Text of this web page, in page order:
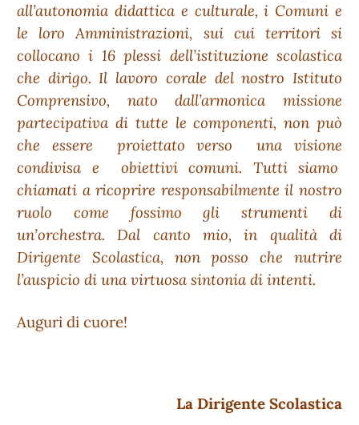
all’autonomia didattica e culturale, i Comuni e
le loro Amministrazioni, sui cui territori si
collocano i 16 plessi dell’istituzione scolastica
che dirigo. Il lavoro corale del nostro Istituto
Comprensivo, nato dall’armonica missione
partecipativa di tutte le componenti, non può
che essere proiettato verso una visione
condivisa e obiettivi comuni. Tutti siamo
chiamati a ricoprire responsabilmente il nostro
ruolo come fossimo gli strumenti di
un’orchestra. Dal canto mio, in qualità di
Dirigente Scolastica, non posso che nutrire
l’auspicio di una virtuosa sintonia di intenti.
Auguri di cuore!
La Dirigente Scolastica